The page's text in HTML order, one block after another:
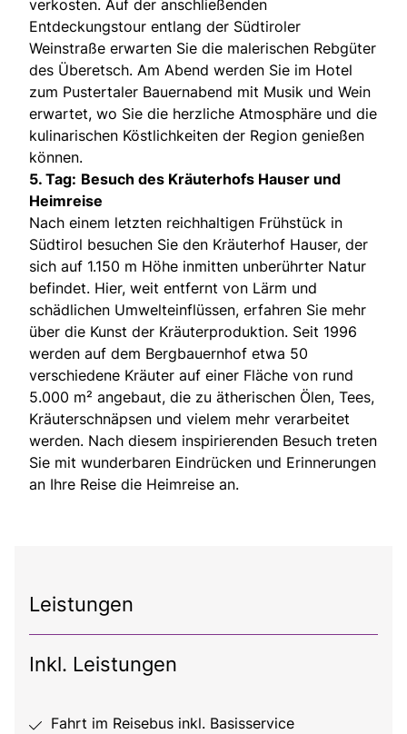
verkosten. Auf der anschließenden
Entdeckungstour entlang der Südtiroler
Weinstraße erwarten Sie die malerischen Rebgüter
des Überetsch. Am Abend werden Sie im Hotel
zum Pustertaler Bauernabend mit Musik und Wein
erwartet, wo Sie die herzliche Atmosphäre und die
kulinarischen Köstlichkeiten der Region genießen
können.
5. Tag: Besuch des Kräuterhofs Hauser und
Heimreise
Nach einem letzten reichhaltigen Frühstück in
Südtirol besuchen Sie den Kräuterhof Hauser, der
sich auf 1.150 m Höhe inmitten unberührter Natur
befindet. Hier, weit entfernt von Lärm und
schädlichen Umwelteinflüssen, erfahren Sie mehr
über die Kunst der Kräuterproduktion. Seit 1996
werden auf dem Bergbauernhof etwa 50
verschiedene Kräuter auf einer Fläche von rund
5.000 m² angebaut, die zu ätherischen Ölen, Tees,
Kräuterschnäpsen und vielem mehr verarbeitet
werden. Nach diesem inspirierenden Besuch treten
Sie mit wunderbaren Eindrücken und Erinnerungen
an Ihre Reise die Heimreise an.
Leistungen
Inkl. Leistungen
Fahrt im Reisebus inkl. Basisservice